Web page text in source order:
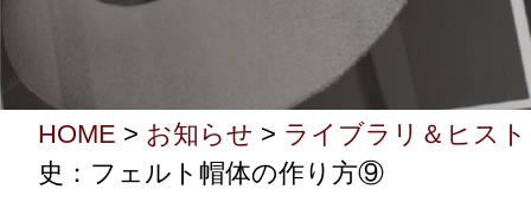
HOME > お知らせ > ライブラリ＆ヒス
史：フェルト帽体の作り方⑨